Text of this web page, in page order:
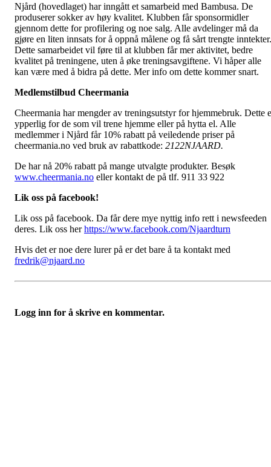
Njård (hovedlaget) har inngått et samarbeid med Bambusa. De
produserer sokker av høy kvalitet. Klubben får sponsormidler
gjennom dette for profilering og noe salg. Alle avdelinger må da
gjøre en liten innsats for å oppnå målene og få sårt trengte inntekter.
Dette samarbeidet vil føre til at klubben får mer aktivitet, bedre
kvalitet på treningene, uten å øke treningsavgiftene. Vi håper alle
kan være med å bidra på dette. Mer info om dette kommer snart.
Medlemstilbud Cheermania
Cheermania har mengder av treningsutstyr for hjemmebruk. Dette
ypperlig for de som vil trene hjemme eller på hytta el. Alle
medlemmer i Njård får 10% rabatt på veiledende priser på
cheermania.no ved bruk av rabattkode: 2122NJAARD.
De har nå 20% rabatt på mange utvalgte produkter. Besøk
www.cheermania.no eller kontakt de på tlf. 911 33 922
Lik oss på facebook!
Lik oss på facebook. Da får dere mye nyttig info rett i newsfeeden
deres. Lik oss herhttps://www.facebook.com/Njaardturn
Hvis det er noe dere lurer på er det bare å ta kontakt med
fredrik@njaard.no
Logg inn for å skrive en kommentar.